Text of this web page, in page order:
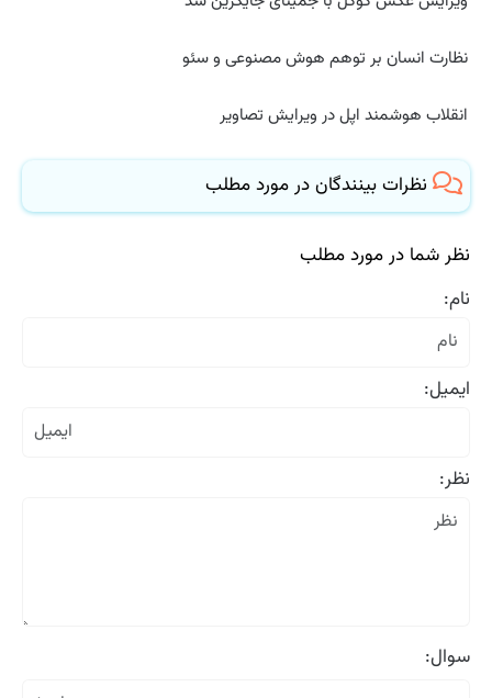
نظارت انسان بر توهم هوش مصنوعی و سئو
انقلاب هوشمند اپل در ویرایش تصاویر
نظرات بینندگان در مورد مطلب
نظر شما در مورد مطلب
نام:
ایمیل:
نظر:
سوال: